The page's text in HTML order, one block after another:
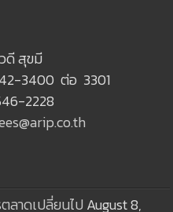
ดี สุขมี
3400 ต่อ 3301
2228
ลาดเปลี่ยนไป August 8,